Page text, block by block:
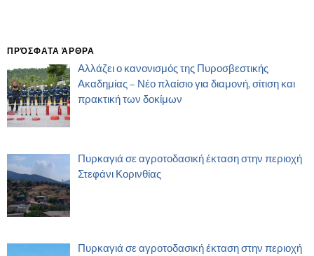
ΠΡΌΣΦΑΤΑ ΆΡΘΡΑ
Αλλάζει ο κανονισμός της Πυροσβεστικής
Ακαδημίας – Νέο πλαίσιο για διαμονή, σίτιση και
πρακτική των δοκίμων
Πυρκαγιά σε αγροτοδασική έκταση στην περιοχή
Στεφάνι Κορινθίας
Πυρκαγιά σε αγροτοδασική έκταση στην περιοχή